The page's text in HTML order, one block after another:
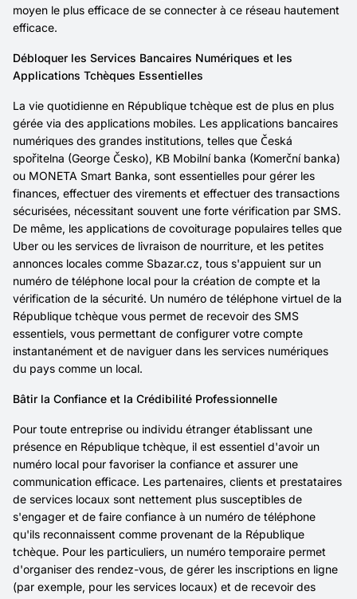
moyen le plus efficace de se connecter à ce réseau hautement
efficace.
Débloquer les Services Bancaires Numériques et les
Applications Tchèques Essentielles
La vie quotidienne en République tchèque est de plus en plus
gérée via des applications mobiles. Les applications bancaires
numériques des grandes institutions, telles que Česká
spořitelna (George Česko), KB Mobilní banka (Komerční banka)
ou MONETA Smart Banka, sont essentielles pour gérer les
finances, effectuer des virements et effectuer des transactions
sécurisées, nécessitant souvent une forte vérification par SMS.
De même, les applications de covoiturage populaires telles que
Uber ou les services de livraison de nourriture, et les petites
annonces locales comme Sbazar.cz, tous s'appuient sur un
numéro de téléphone local pour la création de compte et la
vérification de la sécurité. Un numéro de téléphone virtuel de la
République tchèque vous permet de recevoir des SMS
essentiels, vous permettant de configurer votre compte
instantanément et de naviguer dans les services numériques
du pays comme un local.
Bâtir la Confiance et la Crédibilité Professionnelle
Pour toute entreprise ou individu étranger établissant une
présence en République tchèque, il est essentiel d'avoir un
numéro local pour favoriser la confiance et assurer une
communication efficace. Les partenaires, clients et prestataires
de services locaux sont nettement plus susceptibles de
s'engager et de faire confiance à un numéro de téléphone
qu'ils reconnaissent comme provenant de la République
tchèque. Pour les particuliers, un numéro temporaire permet
d'organiser des rendez-vous, de gérer les inscriptions en ligne
(par exemple, pour les services locaux) et de recevoir des